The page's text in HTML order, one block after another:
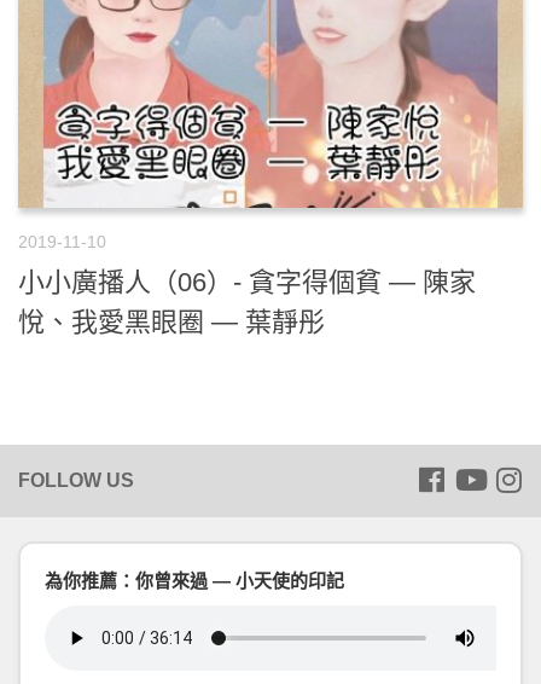
2019-11-10
小小廣播人（06）- 貪字得個貧 — 陳家
悅、我愛黑眼圈 — 葉靜彤
為你推薦：你曾來過 — 小天使的印記